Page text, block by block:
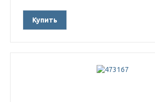
Купить